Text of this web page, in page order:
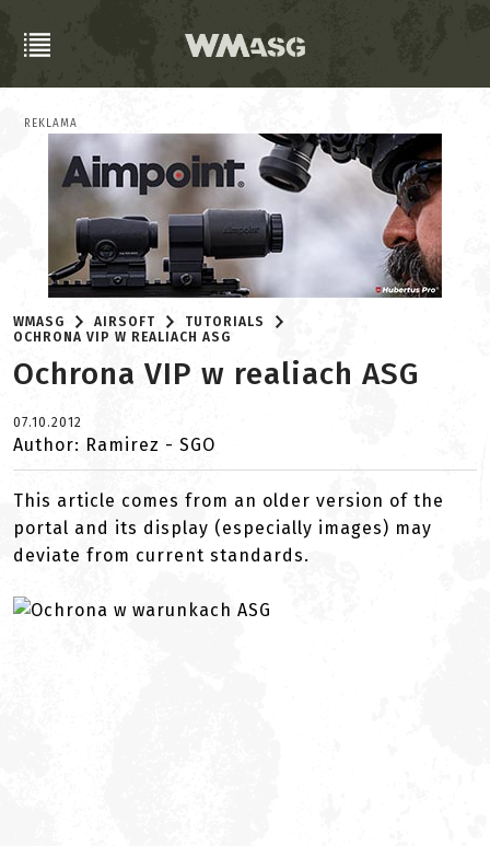
REKLAMA
WMASG AIRSOFT
TUTORIALS
OCHRONA VIP W REALIACH ASG
Ochrona VIP w realiach ASG
07.10.2012
Author: Ramirez - SGO
This article comes from an older version of the
portal and its display (especially images) may
deviate from current standards.